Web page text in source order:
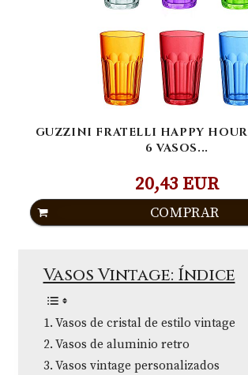
GUZZINI FRATELLI HAPPY
6 VASOS...
20,43 EUR
COMPRAR
Vasos Vintage: Índice
Vasos de cristal de estilo vintage
Vasos de aluminio retro
Vasos vintage personalizados